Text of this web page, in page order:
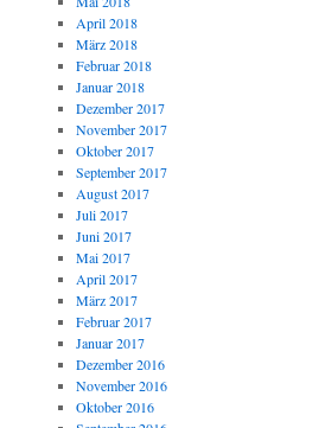
April 2018
März 2018
Februar 2018
Januar 2018
Dezember 2017
November 2017
Oktober 2017
September 2017
August 2017
Juli 2017
Juni 2017
Mai 2017
April 2017
März 2017
Februar 2017
Januar 2017
Dezember 2016
November 2016
Oktober 2016